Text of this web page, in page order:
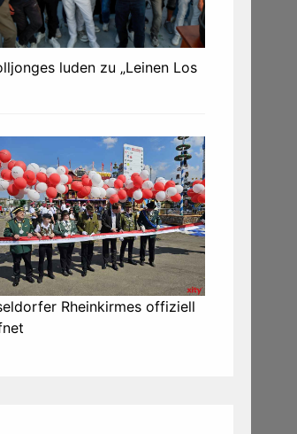
luden zu „Leinen Los
Rheinkirmes offiziell